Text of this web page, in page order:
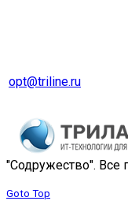
opt@triline.ru
"Содружество". Все
Goto Top